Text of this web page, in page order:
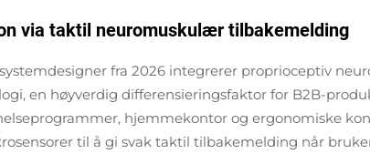
via taktil neuromuskulær tilbakemelding
fra 2026 integrerer proprioceptiv
en høyverdig differensieringsfaktor for B2B-
hjemmekontor og ergonomiske
til å gi svak taktil tilbakemelding når